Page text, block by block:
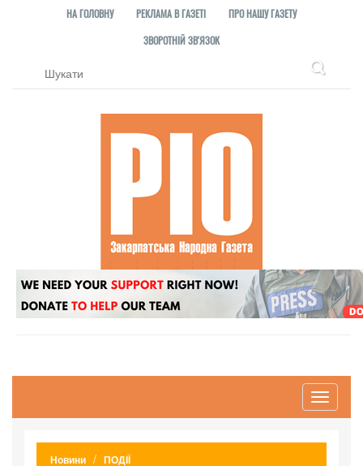
НА ГОЛОВНУ РЕКЛАМА В ГАЗЕТІ
ПРО НАШУ ГАЗЕТУ
ЗВОРОТНІЙ ЗВ'ЯЗОК
Toggle
Новини ПОДІЇ